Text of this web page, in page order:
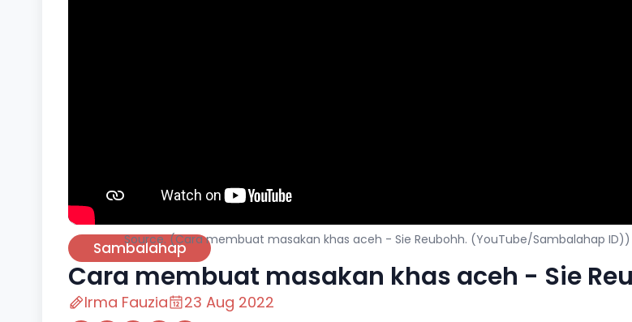
Source. (Cara membuat masakan khas aceh - Sie Reubohh. (YouTube/Sambalahap ID))
Sambalahap
Cara membuat masakan khas aceh - Sie
Irma Fauzia 23 Aug 2022